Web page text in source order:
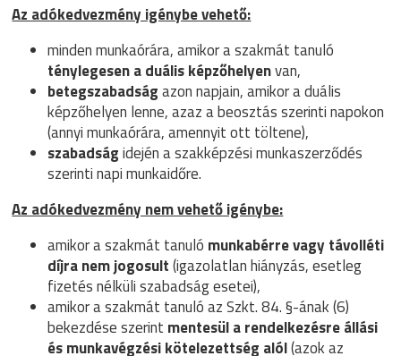
Az adókedvezmény igénybe vehető:
minden munkaórára, amikor a szakmát tanuló
ténylegesen a duális képzőhelyenvan,
betegszabadságazon napjain, amikor a duális
képzőhelyen lenne, azaz a beosztás szerinti napokon
(annyi munkaórára, amennyit ott töltene),
szabadságidején a szakképzési munkaszerződés
szerinti napi munkaidőre.
Az adókedvezmény nem vehető igénybe:
amikor a szakmát tanuló munkabérre vagy távolléti
díjra nem jogosult(igazolatlan hiányzás, esetleg
fizetés nélküli szabadság esetei),
amikor a szakmát tanuló az Szkt. 84. §-ának (6)
bekezdése szerint mentesül a rendelkezésre állási
és munkavégzési kötelezettség alól(azok az